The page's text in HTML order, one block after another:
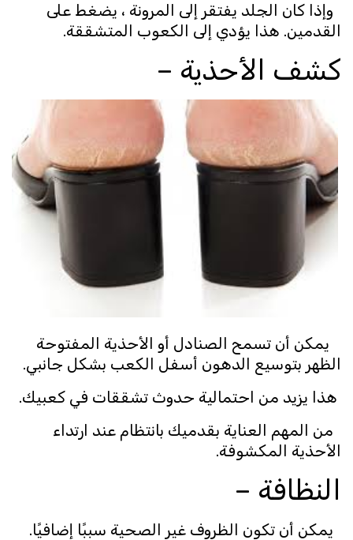
وإذا كان الجلد يفتقر إلى المرونة ، يضغط على
القدمين. هذا يؤدي إلى الكعوب المتشققة.
كشف الأحذية –
يمكن أن تسمح الصنادل أو الأحذية المفتوحة
الظهر بتوسيع الدهون أسفل الكعب بشكل جانبي.
هذا يزيد من احتمالية حدوث تشققات في كعبيك.
من المهم العناية بقدميك بانتظام عند ارتداء
الأحذية المكشوفة.
النظافة –
يمكن أن تكون الظروف غير الصحية سببًا إضافيًا.